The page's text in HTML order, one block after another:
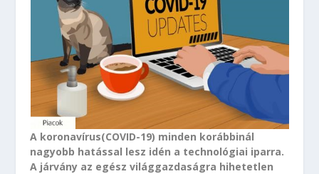
A koronavírus(COVID-19) minden korábbinál
nagyobb hatással lesz idén a technológiai iparra.
A járvány az egész világgazdaságra hihetetlen